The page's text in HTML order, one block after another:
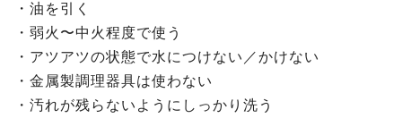
・油を引く
・弱火〜中火程度で使う
・アツアツの状態で水につけない／かけない
・金属製調理器具は使わない
・汚れが残らないようにしっかり洗う